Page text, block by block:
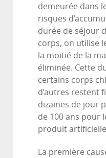
demeurée dans
risques
durée de séjour
corps, on utilise
la moitié de la
éliminée. Cette
certains corps
d’autres restent
dizaines de jour
de 100 ans pour
produit
La première